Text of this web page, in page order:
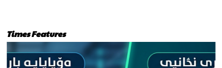
Times Features